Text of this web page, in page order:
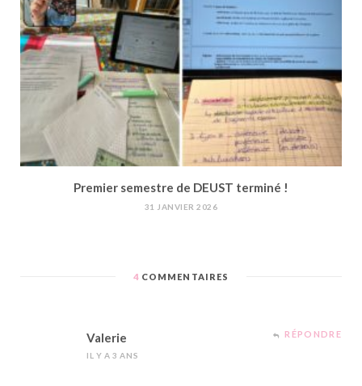
Premier semestre de DEUST terminé !
31 JANVIER 2026
4COMMENTAIRES
Valerie
IL Y A 3 ANS
RÉPONDRE